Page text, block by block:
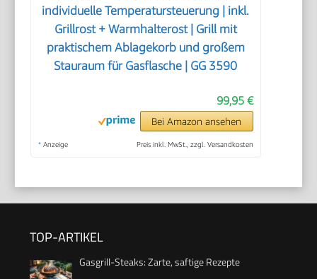
individuelle Temperatursteuerung | inkl.
Grillrost + Warmhalterost | Grill mit
praktischem Ablagekorb und großem
Stauraum für Gasflasche | GG 3590
99,95 €
Bei Amazon ansehen
* Anzeige Preis inkl. MwSt., zzgl. Versandkosten
TOP-ARTIKEL
Gasgrill-Steaks: Zarte, saftige Rezepte